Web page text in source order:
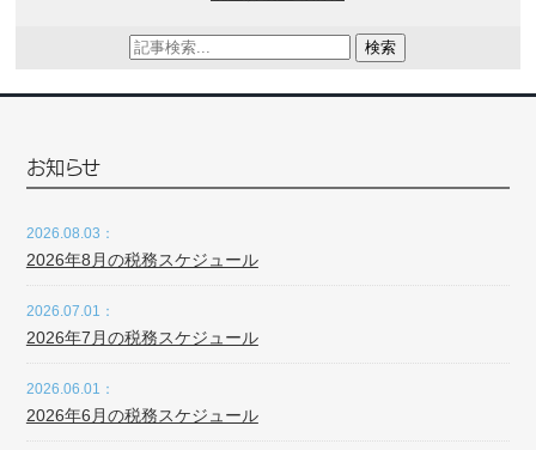
検索
お知らせ
2026.08.03：
2026年8月の税務スケジュール
2026.07.01：
2026年7月の税務スケジュール
2026.06.01：
2026年6月の税務スケジュール